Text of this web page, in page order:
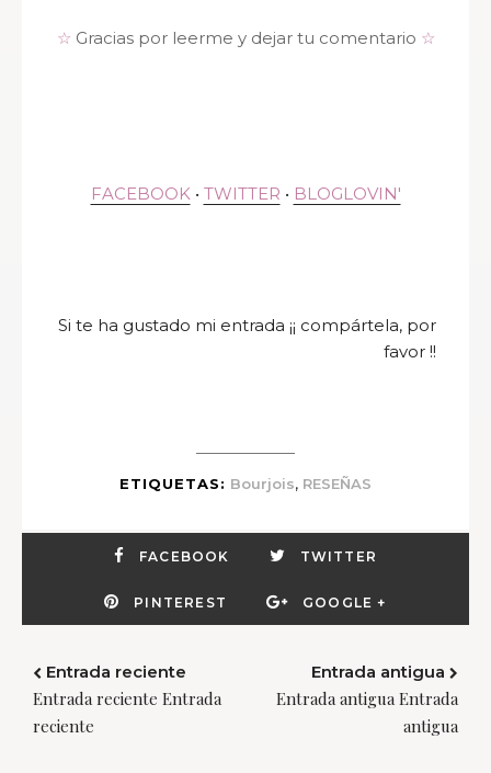
☆ Gracias por leerme y dejar tu comentario ☆
FACEBOOK • TWITTER • BLOGLOVIN'
Si te ha gustado mi entrada ¡¡ compártela, por
favor !!
ETIQUETAS: Bourjois, RESEÑAS
FACEBOOK TWITTER
PINTEREST GOOGLE +
Entrada reciente
Entrada reciente Entrada
reciente
Entrada antigua
Entrada antigua Entrada
antigua